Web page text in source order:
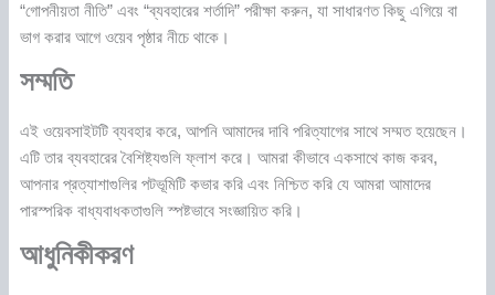
“গোপনীয়তা নীতি” এবং “ব্যবহারের শর্তাদি” পরীক্ষা করুন, যা সাধারণত কিছু এগিয়ে বা
ভাগ করার আগে ওয়েব পৃষ্ঠার নীচে থাকে।
সম্মতি
এই ওয়েবসাইটটি ব্যবহার করে, আপনি আমাদের দাবি পরিত্যাগের সাথে সম্মত হয়েছেন।
এটি তার ব্যবহারের বৈশিষ্ট্যগুলি ফ্লাশ করে। আমরা কীভাবে একসাথে কাজ করব,
আপনার প্রত্যাশাগুলির পটভূমিটি কভার করি এবং নিশ্চিত করি যে আমরা আমাদের
পারস্পরিক বাধ্যবাধকতাগুলি স্পষ্টভাবে সংজ্ঞায়িত করি।
আধুনিকীকরণ